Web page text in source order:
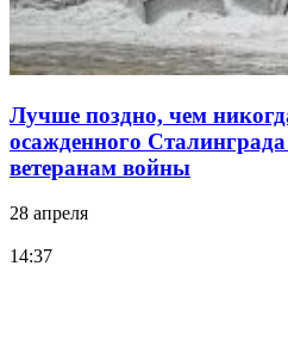
Лучше поздно, чем
осажденного
ветеранам войны
28 апреля
14:37